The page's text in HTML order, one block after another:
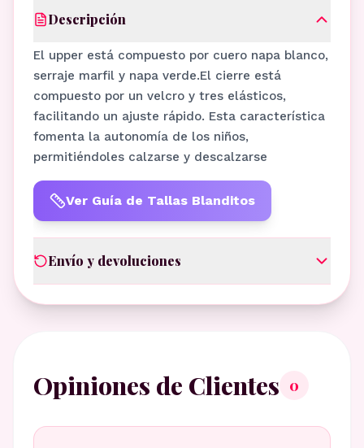
Descripción
El upper está compuesto por cuero napa blanco,
serraje marfil y napa verde.El cierre está
compuesto por un velcro y tres elásticos,
facilitando un ajuste rápido. Esta característica
fomenta la autonomía de los niños,
permitiéndoles calzarse y descalzarse
Ver Guía de Tallas Blanditos
Envío y devoluciones
Opiniones de Clientes 0